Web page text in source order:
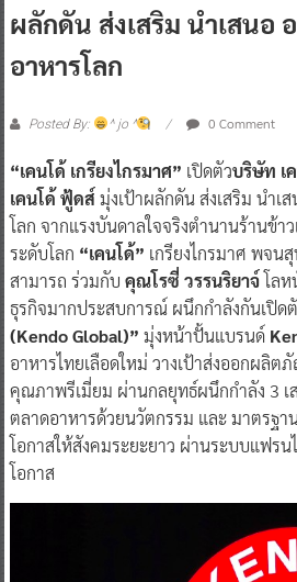
ผลักดัน ส่งเสริม นำเสนอ
อาหารโลก
Posted By: ^ jo ^ 0 Comment
“เคนโด้ เกรียงไกรมาศ” เปิดตัวบริษัท เ
เคนโด้ ฟู้ดส์ มุ่งเป้าผลักดัน ส่งเสริม นำเ
โลก จากแรงบันดาลใจจริงตำนานร้านข้
ระดับโลก “เคนโด้” เกรียงไกรมาศ พจน
สามารถ ร่วมกับ คุณโรซี่ วรรนริยาจ์โลห
ธุรกิจมากประสบการณ์ ผนึกกำลังกันเปิด
(Kendo Global)” มุ่งหน้าปั้นแบรนด์
อาหารไทยเลือดใหม่ วางเป้าส่งออกผลิ
คุณภาพรีเมี่ยม ผ่านกลยุทธ์ผนึกกำลัง 3
ตลาดอาหารด้วยนวัตกรรม และ มาตรฐา
โอกาสให้สังคมระยะยาว ผ่านระบบแฟร
โอกาส